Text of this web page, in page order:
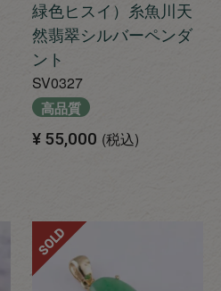
緑色ヒスイ）糸魚川天
然翡翠シルバーペンダ
ント
SV0327
高品質
¥ 55,000 税込
SOLD